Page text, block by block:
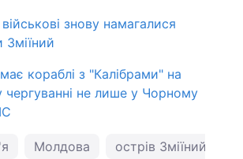
військові знову намагалися
Зміїний
кораблі з "Калібрами" на
не лише у Чорному
Молдова острів Зміїний